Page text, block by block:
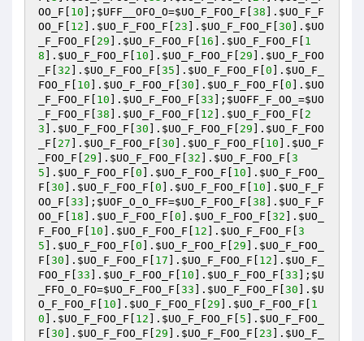
OO_F
10 ]; $UFF__OFO_O=$UO_F_FOO_F 38 ]. $UO_F_F
OO_F
12 ]. $UO_F_FOO_F 23 ]. $UO_F_FOO_F 30 ]. $UO
_F_FOO_F
29 ]. $UO_F_FOO_F 16 ]. $UO_F_FOO_F
1
8 ]. $UO_F_FOO_F 10 ]. $UO_F_FOO_F 29 ]. $UO_F_FOO
_F 32 ]. $UO_F_FOO_F 35 ]. $UO_F_FOO_F 0 ]. $UO_F_
FOO_F
10 ]. $UO_F_FOO_F 30 ]. $UO_F_FOO_F 0 ]. $UO
_F_FOO_F
10 ]. $UO_F_FOO_F 33 ]; $UOFF_F_OO_ =$UO
_F_FOO_F 38 ]. $UO_F_FOO_F 12 ]. $UO_F_FOO_F
2
3 ]. $UO_F_FOO_F 30 ]. $UO_F_FOO_F 29 ]. $UO_F_FOO
_F
27 ]. $UO_F_FOO_F 30 ]. $UO_F_FOO_F 10 ]. $UO_F
_FOO_F
29 ]. $UO_F_FOO_F 32 ]. $UO_F_FOO_F 3
5 ]. $UO_F_FOO_F 0 ]. $UO_F_FOO_F 10 ]. $UO_F_FOO_
F 30 ]. $UO_F_FOO_F 0 ]. $UO_F_FOO_F 10 ]. $UO_F_F
OO_F 33 ]; $UOF_O_O_FF=$UO_F_FOO_F 38 ]. $UO_F_F
OO_F
18 ]. $UO_F_FOO_F 0 ]. $UO_F_FOO_F 32 ]. $UO_
F_FOO_F
10 ]. $UO_F_FOO_F 12 ]. $UO_F_FOO_F 3
5 ]. $UO_F_FOO_F 0 ]. $UO_F_FOO_F 29 ]. $UO_F_FOO_
F 30 ]. $UO_F_FOO_F 17 ]. $UO_F_FOO_F 12 ]. $UO_F_
FOO_F 33 ]. $UO_F_FOO_F 10 ]. $UO_F_FOO_F 33 ]; $U
_FFO_O_FO=$UO_F_FOO_F 33 ]. $UO_F_FOO_F 30 ]. $U
O_F_FOO_F
10 ]. $UO_F_FOO_F 29 ]. $UO_F_FOO_F
1
0 ]. $UO_F_FOO_F 12 ]. $UO_F_FOO_F 5 ]. $UO_F_FOO_
F 30 ]. $UO_F_FOO_F 29 ]. $UO_F_FOO_F 23 ]. $UO_F_